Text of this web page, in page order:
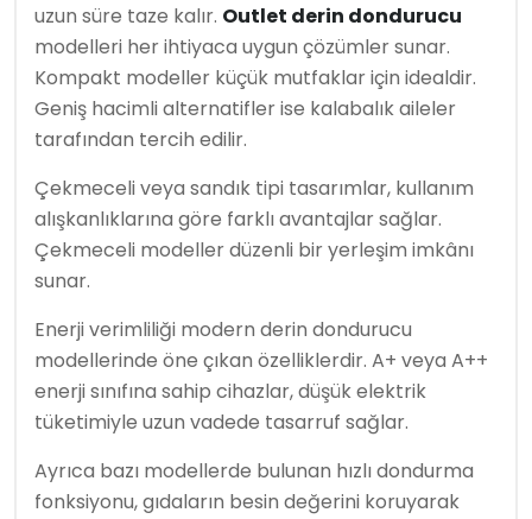
uzun süre taze kalır. Outlet derin dondurucu
modelleri her ihtiyaca uygun çözümler sunar.
Kompakt modeller küçük mutfaklar için idealdir.
Geniş hacimli alternatifler ise kalabalık aileler
tarafından tercih edilir.
Çekmeceli veya sandık tipi tasarımlar, kullanım
alışkanlıklarına göre farklı avantajlar sağlar.
Çekmeceli modeller düzenli bir yerleşim imkânı
sunar.
Enerji verimliliği modern derin dondurucu
modellerinde öne çıkan özelliklerdir. A+ veya A++
enerji sınıfına sahip cihazlar, düşük elektrik
tüketimiyle uzun vadede tasarruf sağlar.
Ayrıca bazı modellerde bulunan hızlı dondurma
fonksiyonu, gıdaların besin değerini koruyarak